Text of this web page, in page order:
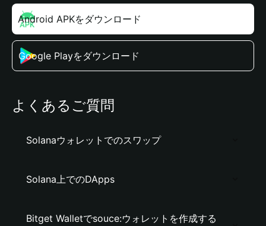
Android APKをダウンロード
Google Playをダウンロード
よくあるご質問
Solanaウォレットでのスワップ
Solana上でのDApps
Bitget Walletでsouce:ウォレットを作成する